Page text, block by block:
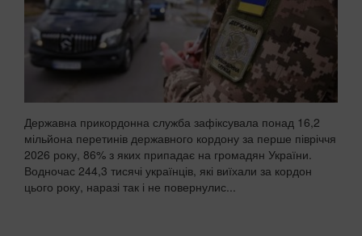
Державна прикордонна служба зафіксувала понад 16,2
мільйона перетинів державного кордону за перше півріччя
2026 року, 86% з яких припадає на громадян України.
Водночас 244,3 тисячі українців, які виїхали за кордон
цього року, наразі так і не повернулис...